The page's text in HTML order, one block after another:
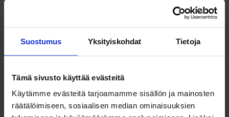
Suostumus Yksityiskohdat Tietoja
Tämä sivusto käyttää evästeitä
Käytämme evästeitä tarjoamamme sisällön ja mainosten
räätälöimiseen, sosiaalisen median ominaisuuksien
– yhtiömme uudet nimet
2.12.2024
nimet vahvistavat yhteistä suuntaa. Muutoksen
myötä yhdistämme toimintamme vahvemmin
yhteisen Stoka-nimen alle.